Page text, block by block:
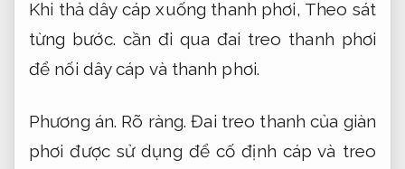
Khi thả dây cáp xuống thanh phơi, Theo sát
từng bước. cần đi qua đai treo thanh phơi
để nối dây cáp và thanh phơi.
Phương án. Rõ ràng. Đai treo thanh của giàn
phơi được sử dụng để cố định cáp và treo